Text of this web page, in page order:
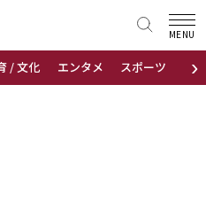
›
/ 文化 エンタメ スポーツ 地域
MENU